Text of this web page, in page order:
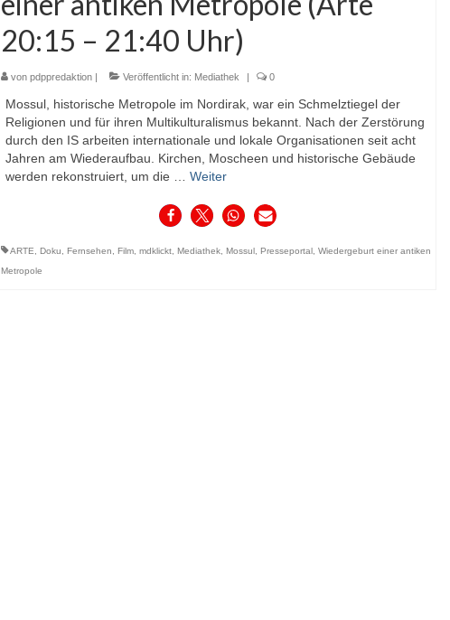
20:15 – 21:40 Uhr)
von pdppredaktion| Veröffentlicht in: Mediathek | 0
Mossul, historische Metropole im Nordirak, war ein Schmelztiegel der
Religionen und für ihren Multikulturalismus bekannt. Nach der Zerstörung
durch den IS arbeiten internationale und lokale Organisationen seit acht
Jahren am Wiederaufbau. Kirchen, Moscheen und historische Gebäude
werden rekonstruiert, um die … Weiter
ARTE Doku Fernsehen Film, mdklickt, Mediathek, Mossul, Presseportal, Wiedergeburt einer antiken
Metropole